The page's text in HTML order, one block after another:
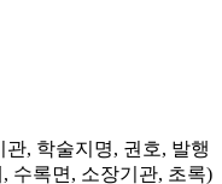
, 학술지명, 권호, 발행
수록면, 소장기관, 초록)